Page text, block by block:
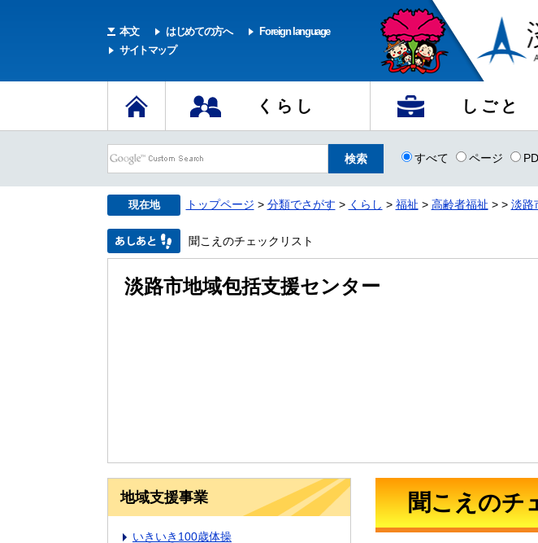
本文 はじめての方へ
Foreign language
サイトマップ
くらし しごと
すべて ページ
現在地 トップページ > 分類でさがす > くらし > 福祉 > 高齢者福祉 > > 淡路
聞こえのチェックリスト
淡路市地域包括支援センター
地域支援事業
いきいき100歳体操
聞こえのチ